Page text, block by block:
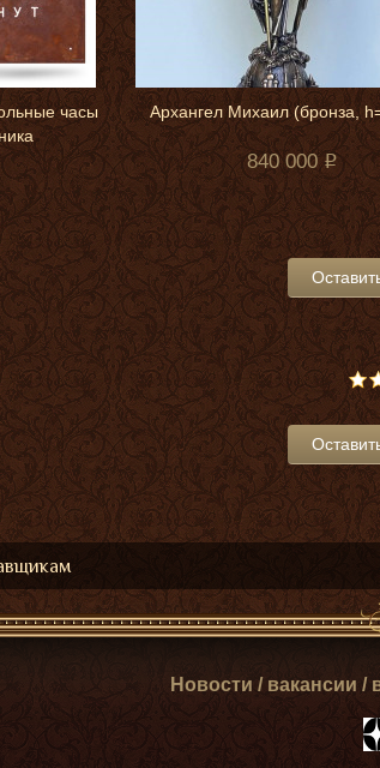
часы
Архангел Михаил (бронза,
840 000
Новости / вакансии /